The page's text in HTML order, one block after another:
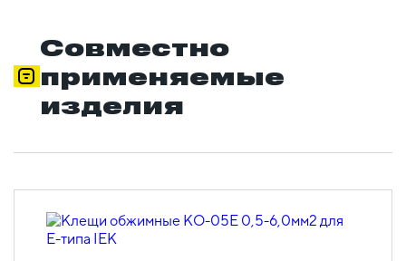
Совместно
применяемые
изделия